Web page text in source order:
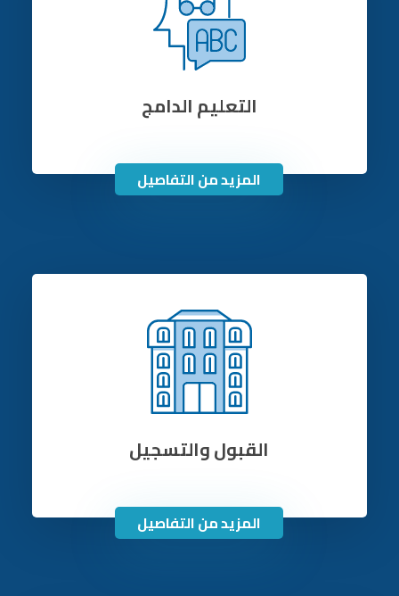
التعليم الدامج
المزيد من التفاصيل
القبول والتسجيل
المزيد من التفاصيل